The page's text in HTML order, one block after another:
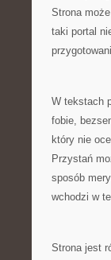
Strona
taki portal
W tekstach
fobie,
który nie
Przystań
sposób
wchodzi w
Strona jest